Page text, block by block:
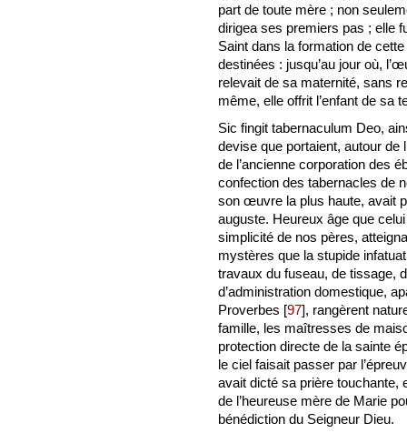
part de toute mère ; non
dirigea ses premiers pas ; elle
Saint dans la formation de
destinées : jusqu’au jour où,
relevait de sa maternité, sans
même, elle offrit l’enfant de sa
Sic fingit tabernaculum Deo,
devise que portaient, autour de
de l’ancienne corporation des
confection des tabernacles de
son œuvre la plus haute, avait
auguste. Heureux âge que
simplicité de nos pères,
mystères que la stupide
travaux du fuseau, de tissage,
d’administration domestique,
Proverbes [97], rangèrent
famille, les maîtresses de
protection directe de la sainte
le ciel faisait passer par
avait dicté sa prière touchante,
de l’heureuse mère de Marie
bénédiction du Seigneur Dieu.